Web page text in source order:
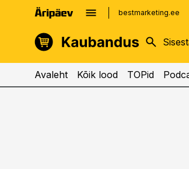
bestmarketing.ee
kinnisvarauudised.ee
logistikauudised.ee
Avaleht Kõik lood TOPid